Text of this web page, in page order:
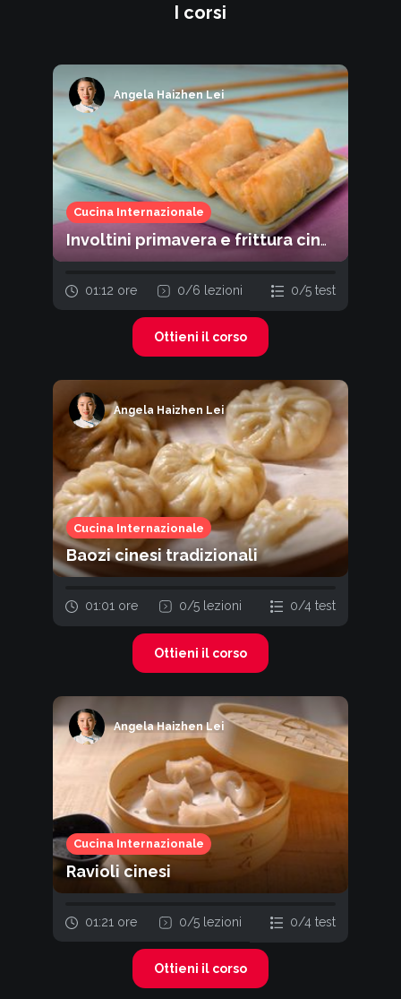
regione. Angela proviene da una zona povera della Cina
sapore" a quegli elementi che originariamente di sapore
ne hanno poco, come per esempio il riso in bianco:
questo aspetto le ha conferito una grandissima
sensibilità in cucina, che è pronta a condividere con voi
nel suo corso di specialità.
I corsi
Angela Haizhen Lei
Cucina Internazionale
Involtini primavera e frittura cinese
01:12 ore 0/6 lezioni 0/5 test
Ottieni il corso
Angela Haizhen Lei
Cucina Internazionale
Baozi cinesi tradizionali
01:01 ore 0/5 lezioni 0/4 test
Ottieni il corso
Angela Haizhen Lei
Cucina Internazionale
Ravioli cinesi
01:21 ore 0/5 lezioni 0/4 test
Ottieni il corso